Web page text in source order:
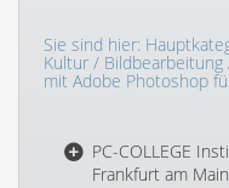
Sie sind hier:
Kultur / Bildbearbeitung
mit Adobe Photoshop
PC-COLLEGE
Frankfurt am